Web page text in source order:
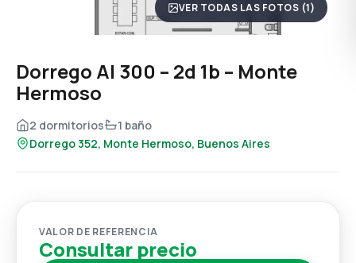
VER TODAS LAS FOTOS (1)
Dorrego Al 300 – 2d 1b – Monte
Hermoso
2 dormitorios
1 baño
Dorrego 352, Monte Hermoso, Buenos Aires
VALOR DE REFERENCIA
Consultar precio